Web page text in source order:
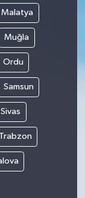
Malatya
Muğla
Ordu
Samsun
Sivas
Trabzon